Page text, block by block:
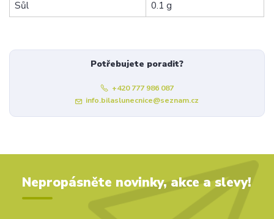
Sůl
0.1 g
Potřebujete poradit?
+420 777 986 087
info.bilaslunecnice@seznam.cz
Nepropásněte novinky, akce a slevy!